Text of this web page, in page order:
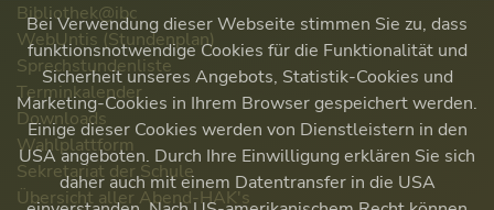
Bibliothek@ibc
WebUntis (Stundenplan)
Sprechstundenliste
Terminkalender
Downloads
Wahlplattform
Sekretariat der Schule
Übersicht aller Abend-HAK's
Bei Verwendung dieser Webseite stimmen Sie zu, dass
funktionsnotwendige Cookies für die Funktionalität und
Sicherheit unseres Angebots, Statistik-Cookies und
Marketing-Cookies in Ihrem Browser gespeichert werden.
Einige dieser Cookies werden von Dienstleistern in den
USA angeboten. Durch Ihre Einwilligung erklären Sie sich
daher auch mit einem Datentransfer in die USA